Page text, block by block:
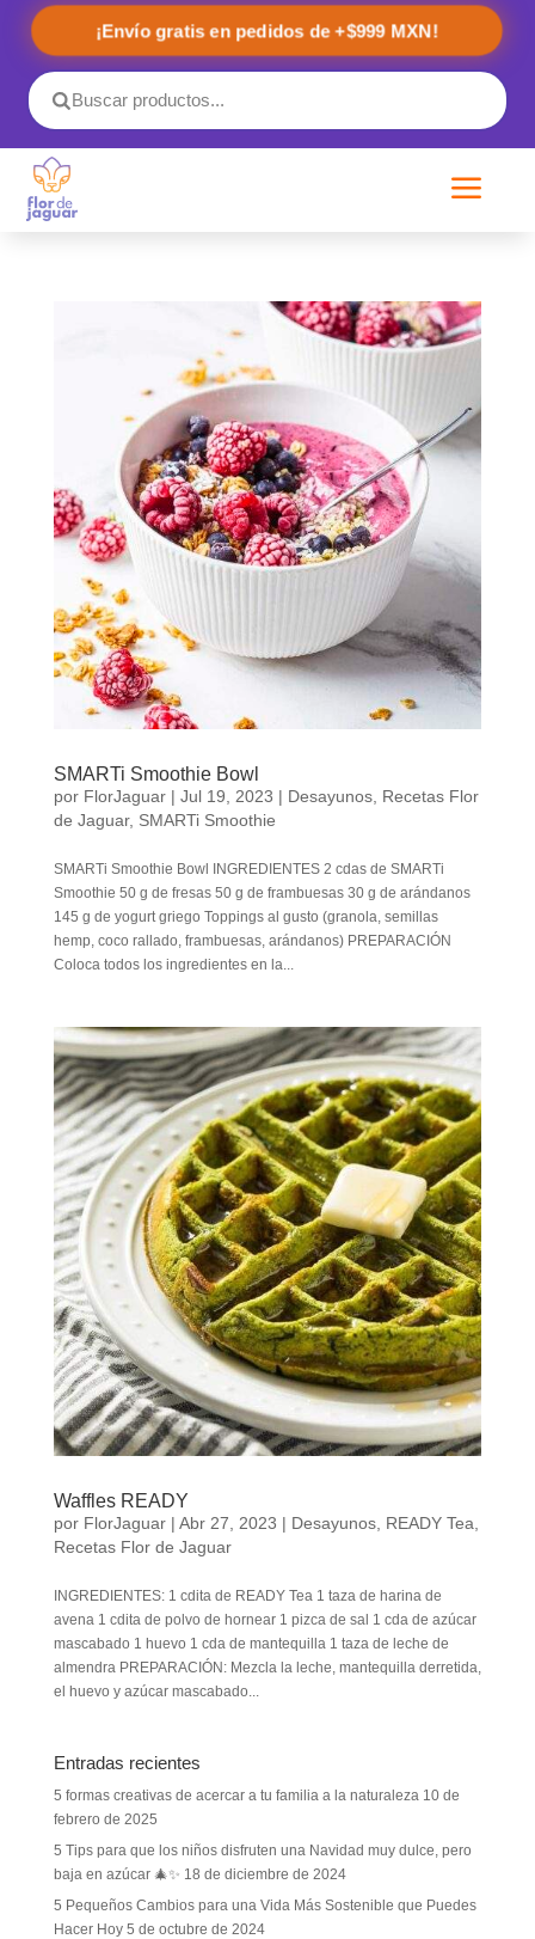
¡Envío gratis en pedidos de +$999 MXN!
a
SMARTi Smoothie Bowl
por FlorJaguar| Jul 19, 2023 | Desayunos, Recetas Flor
de Jaguar, SMARTi Smoothie
SMARTi Smoothie Bowl INGREDIENTES 2 cdas de SMARTi
Smoothie 50 g de fresas 50 g de frambuesas 30 g de arándanos
145 g de yogurt griego Toppings al gusto (granola, semillas
hemp, coco rallado, frambuesas, arándanos) PREPARACIÓN
Coloca todos los ingredientes en la...
Waffles READY
por FlorJaguar| Abr 27, 2023 | Desayunos, READY Tea
Recetas Flor de Jaguar
INGREDIENTES: 1 cdita de READY Tea 1 taza de harina de
avena 1 cdita de polvo de hornear 1 pizca de sal 1 cda de azúcar
mascabado 1 huevo 1 cda de mantequilla 1 taza de leche de
almendra PREPARACIÓN: Mezcla la leche, mantequilla derretida,
el huevo y azúcar mascabado...
Entradas recientes
5 formas creativas de acercar a tu familia a la naturaleza 10 de
febrero de 2025
5 Tips para que los niños disfruten una Navidad muy dulce, pero
baja en azúcar 🎄✨ 18 de diciembre de 2024
5 Pequeños Cambios para una Vida Más Sostenible que Puedes
Hacer Hoy 5 de octubre de 2024